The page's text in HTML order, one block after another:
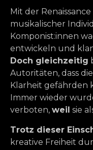
Mit der
musikalischer
Komponist:innen
entwickeln und
Doch gleichzeitig
Autoritäten, dass
Klarheit gefährden
Immer wieder
verboten, weil sie
Trotz dieser
kreative Freiheit